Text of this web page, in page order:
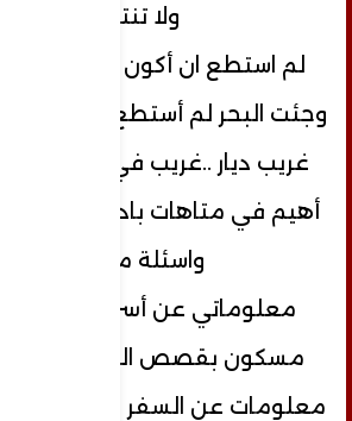
ولا تنتهي "..
لم استطع ان أكون راوٍ لحكايا
وجئت البحر لم أستطع أن أكون بحار
غريب ديار ..غريب في مجتمع
أهيم في متاهات بادية ,ليل وأنجم
واسئلة موجعة !!!
معلوماتي عن أسرار البحر
مسكون بقصص البراري ، و لا
معلومات عن السفر وروايات